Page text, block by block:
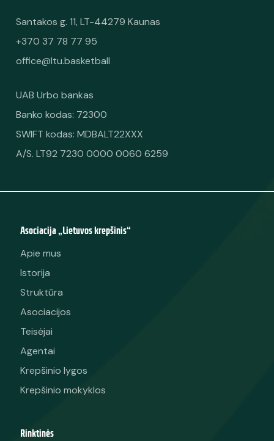
Santakos g. 11, LT-44279 Kaunas
+370 37 78 77 95
office@ltu.basketball
UAB Urbo bankas
Banko kodas: 72300
SWIFT kodas: MDBALT22XXX
A/S. LT92 7230 0000 0060 6259
Asociacija „Lietuvos krepšinis“
Apie mus
Istorija
Struktūra
Asociacijos
Teisėjai
Agentai
Krepšinio lygos
Krepšinio mokyklos
Rinktinės